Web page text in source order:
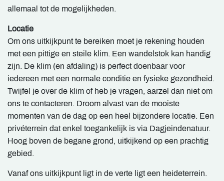
allemaal tot de mogelijkheden.
Locatie
Om ons uitkijkpunt te bereiken moet je rekening houden
met een pittige en steile klim. Een wandelstok kan handig
zijn. De klim (en afdaling) is perfect doenbaar voor
iedereen met een normale conditie en fysieke gezondheid.
Twijfel je over de klim of heb je vragen, aarzel dan niet om
ons te contacteren. Droom alvast van de mooiste
momenten van de dag op een heel bijzondere locatie. Een
privéterrein dat enkel toegankelijk is via Dagjeindenatuur.
Hoog boven de begane grond, uitkijkend op een prachtig
gebied.
Vanaf ons uitkijkpunt ligt in de verte ligt een heideterrein.